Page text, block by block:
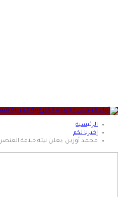
الرئيسية
إخترنا لكم
محمد أوزين :يعلن نيته خلافة العنصر